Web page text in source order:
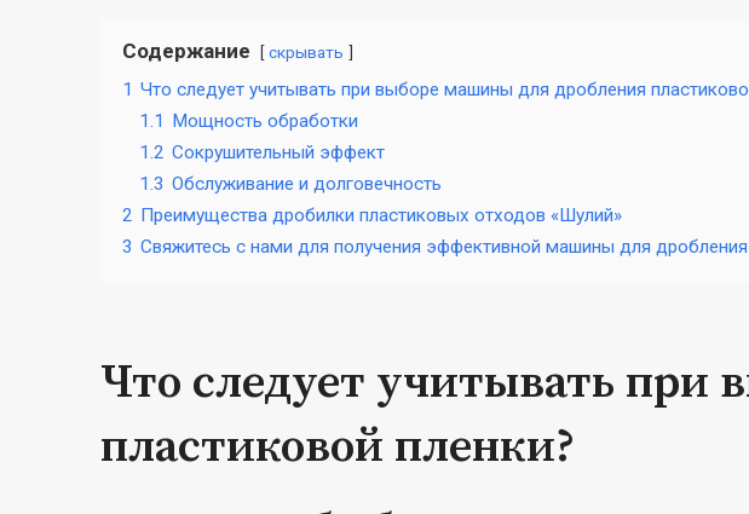
Содержание скрывать
1 Что следует учитывать при выборе машины для дробления
1.1 Мощность обработки
1.2 Сокрушительный эффект
1.3 Обслуживание и долговечность
2 Преимущества дробилки пластиковых отходов «Шулий»
3 Свяжитесь с нами для получения эффективной машины для дробления
Что следует учитывать
пластиковой пленки?